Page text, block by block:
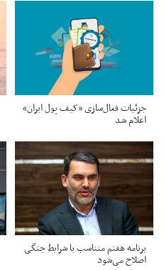
جزئیات فعال‌سازی «کیف پول ایران»
اعلام شد
برنامه هفتم متناسب با شرایط جنگی
اصلاح می‌شود